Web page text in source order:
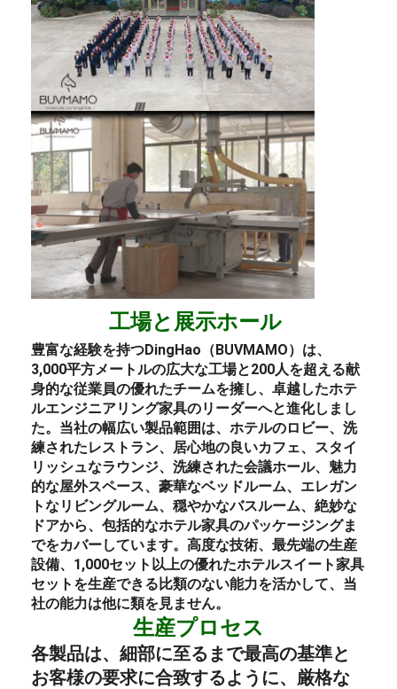
工場と展示ホール
豊富な経験を持つDingHao（BUVMAMO）は、
3,000平方メートルの広大な工場と200人を超える献
身的な従業員の優れたチームを擁し、卓越したホテ
ルエンジニアリング家具のリーダーへと進化しまし
た。当社の幅広い製品範囲は、ホテルのロビー、洗
練されたレストラン、居心地の良いカフェ、 スタイ
リッシュなラウンジ、洗練された会議ホール、魅力
的な屋外スペース、豪華なベッドルーム、エレガン
トなリビングルーム、穏やかなバスルーム、絶妙な
ドアから、包括的なホテル家具のパッケージングま
でをカバーしています。高度な技術、最先端の生産
設備、1,000セット以上の優れたホテルスイート家具
セットを生産できる比類のない能力を活かして、当
社の能力は他に類を見ません。
生産プロセス
各製品は、細部に至るまで最高の基準と
お客様の要求に合致するように、厳格な